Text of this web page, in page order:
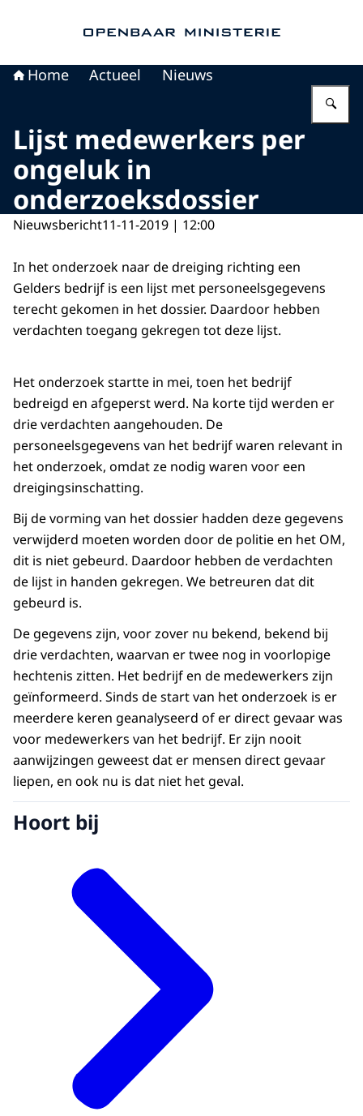
Home Actueel Nieuws
Lijst medewerkers per
ongeluk in
onderzoeksdossier
Nieuwsbericht11-11-2019 | 12:00
In het onderzoek naar de dreiging richting een
Gelders bedrijf is een lijst met personeelsgegevens
terecht gekomen in het dossier. Daardoor hebben
verdachten toegang gekregen tot deze lijst.
Het onderzoek startte in mei, toen het bedrijf
bedreigd en afgeperst werd. Na korte tijd werden er
drie verdachten aangehouden. De
personeelsgegevens van het bedrijf waren relevant in
het onderzoek, omdat ze nodig waren voor een
dreigingsinschatting.
Bij de vorming van het dossier hadden deze gegevens
verwijderd moeten worden door de politie en het OM,
dit is niet gebeurd. Daardoor hebben de verdachten
de lijst in handen gekregen. We betreuren dat dit
gebeurd is.
De gegevens zijn, voor zover nu bekend, bekend bij
drie verdachten, waarvan er twee nog in voorlopige
hechtenis zitten. Het bedrijf en de medewerkers zijn
geïnformeerd. Sinds de start van het onderzoek is er
meerdere keren geanalyseerd of er direct gevaar was
voor medewerkers van het bedrijf. Er zijn nooit
aanwijzingen geweest dat er mensen direct gevaar
liepen, en ook nu is dat niet het geval.
Hoort bij